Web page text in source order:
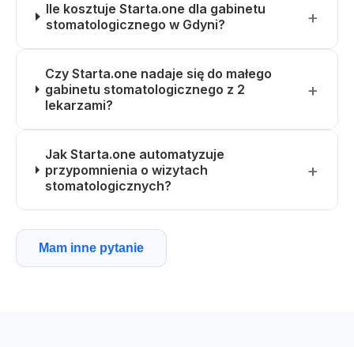
Ile kosztuje Starta.one dla gabinetu
stomatologicznego w Gdyni?
Czy Starta.one nadaje się do małego
gabinetu stomatologicznego z 2
lekarzami?
Jak Starta.one automatyzuje
przypomnienia o wizytach
stomatologicznych?
Mam inne pytanie